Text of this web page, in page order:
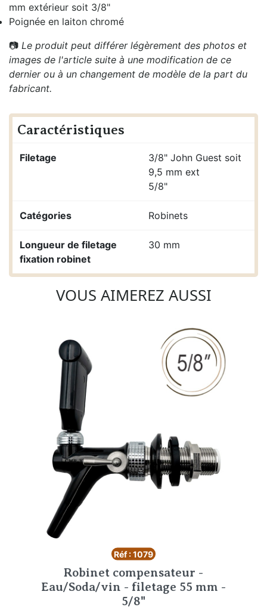
mm extérieur soit 3/8"
Poignée en laiton chromé
📷 Le produit peut différer légèrement des photos et
images de l'article suite à une modification de ce
dernier ou à un changement de modèle de la part du
fabricant.
Caractéristiques
Filetage
3/8" John Guest soit
9,5 mm ext
5/8"
Catégories Robinets
Longueur de filetage
fixation robinet
30 mm
VOUS AIMEREZ AUSSI
Réf : 1079
Robinet compensateur -
Eau/Soda/vin - filetage 55 mm -
5/8"